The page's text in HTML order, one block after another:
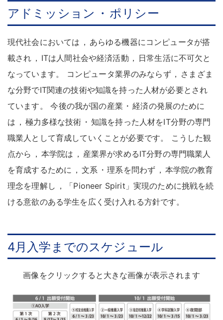
アドミッション ・ ポリシー
現代社会においては ， あらゆる機器にコンピュータが搭
載され ， ITは人間社会や経済活動 ， 日常生活に不可欠と
なっています。 コンピュータ業界のみならず ， さまざま
な分野でIT関連の技術や知識を持った人材が必要とされ
ています 。 今後の我が国の産業 ・ 経済の発展のために
は ， 極力多様な技術 ・ 知識を持った人材をIT分野の専門
職業人として育成していくことが必要です。
こうした観
点から ， 本学院は ， 産業界が求めるIT分野の専門職業人
を育成するために ， 文系 ・ 理系を問わず ， 本学院の教育
理念を理解し ，
「Pioneer Spirit」実現のために挑戦を続
ける意欲のある学生を広く受け入れる方針です。
4月入学までのスケジュール
画像をクリックすると大きな画像が表示されます